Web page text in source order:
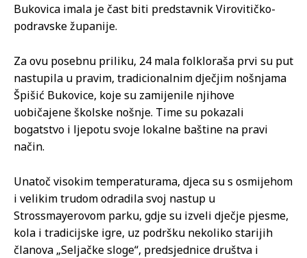
Bukovica imala je čast biti predstavnik Virovitičko-
podravske županije.
Za ovu posebnu priliku, 24 mala folkloraša prvi su put
nastupila u pravim, tradicionalnim dječjim nošnjama
Špišić Bukovice, koje su zamijenile njihove
uobičajene školske nošnje. Time su pokazali
bogatstvo i ljepotu svoje lokalne baštine na pravi
način.
Unatoč visokim temperaturama, djeca su s osmijehom
i velikim trudom odradila svoj nastup u
Strossmayerovom parku, gdje su izveli dječje pjesme,
kola i tradicijske igre, uz podršku nekoliko starijih
članova „Seljačke sloge“, predsjednice društva i